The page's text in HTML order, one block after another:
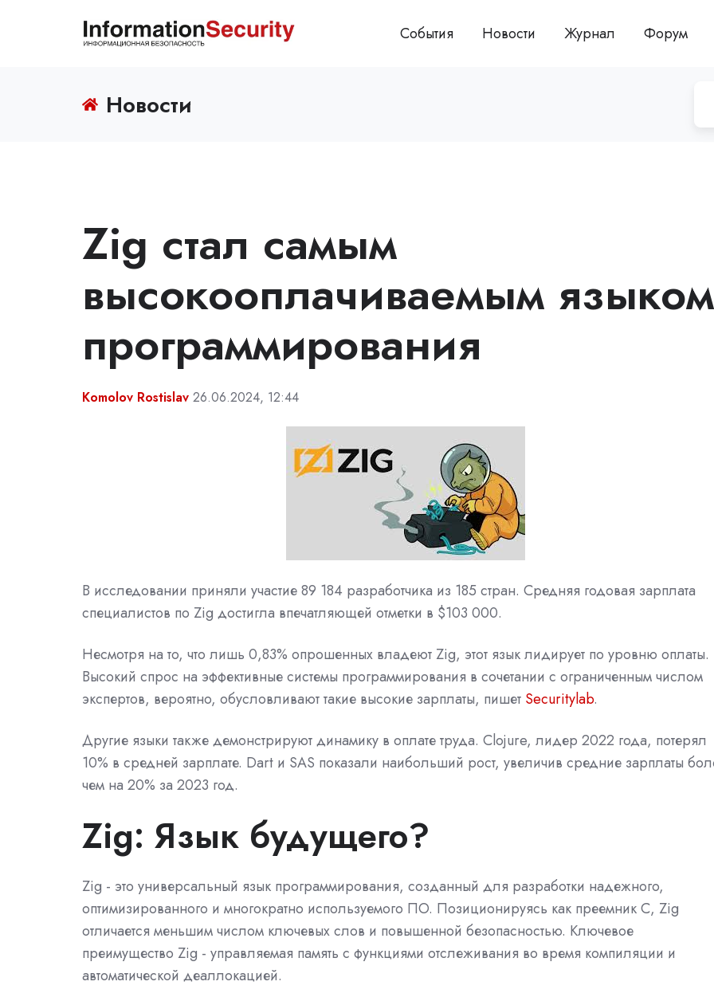
События Новости Журнал Форум
Новости
Zig стал самым
высокооплачиваемым языком
программирования
Komolov Rostislav 26.06.2024, 12:44
В исследовании приняли участие 89 184 разработчика из 185 стран. Средняя годовая зарплата
специалистов по Zig достигла впечатляющей отметки в $103 000.
Несмотря на то, что лишь 0,83% опрошенных владеют Zig, этот язык лидирует по уровню оплаты.
Высокий спрос на эффективные системы программирования в сочетании с ограниченным числом
экспертов, вероятно, обусловливают такие высокие зарплаты, пишет Securitylab.
Другие языки также демонстрируют динамику в оплате труда. Clojure, лидер 2022 года, потерял
10% в средней зарплате. Dart и SAS показали наибольший рост, увеличив средние зарплаты
чем на 20% за 2023 год.
Zig: Язык будущего?
Zig - это универсальный язык программирования, созданный для разработки надежного,
оптимизированного и многократно используемого ПО. Позиционируясь как преемник C, Zig
отличается меньшим числом ключевых слов и повышенной безопасностью. Ключевое
преимущество Zig - управляемая память с функциями отслеживания во время компиляции и
автоматической деаллокацией.